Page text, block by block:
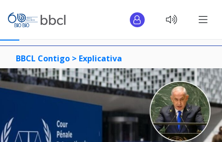
BBCL Contigo > Explicativa